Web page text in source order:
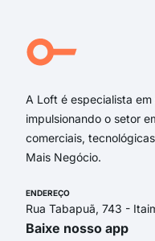
A Loft é especialista
impulsionando o setor
comerciais,
Mais Negócio.
ENDEREÇO
Rua Tabapuã, 743 -
Baixe nosso app